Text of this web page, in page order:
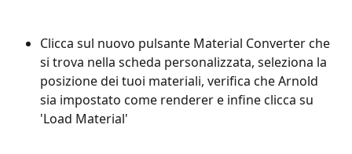
Clicca sul nuovo pulsante Material Converter che
si trova nella scheda personalizzata, seleziona la
posizione dei tuoi materiali, verifica che Arnold
sia impostato come renderer e infine clicca su
'Load Material'